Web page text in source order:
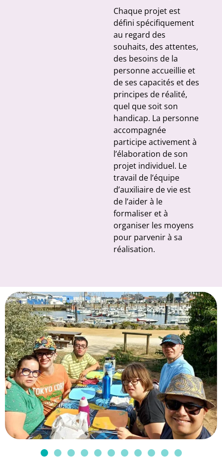
Chaque projet est
défini spécifiquement
au regard des
souhaits, des attentes,
des besoins de la
personne accueillie et
de ses capacités et des
principes de réalité,
quel que soit son
handicap. La personne
accompagnée
participe activement à
l’élaboration de son
projet individuel. Le
travail de l’équipe
d’auxiliaire de vie est
de l’aider à le
formaliser et à
organiser les moyens
pour parvenir à sa
réalisation.